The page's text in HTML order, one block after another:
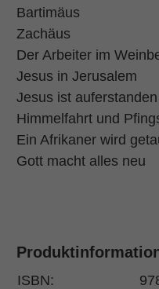
Bartimäus
Zachäus
Der Arbeiter im
Jesus in Jerusalem
Jesus ist auferstanden
Himmelfahrt und
Ein Afrikaner wird
Gott macht alles neu
ISBN: